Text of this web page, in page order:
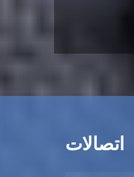
اتصالات